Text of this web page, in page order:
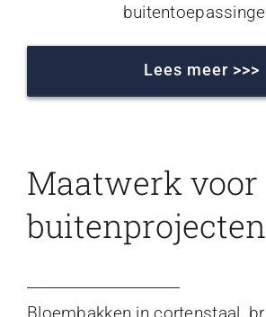
Lees meer >>>
Maatwerk
buitenprojecten